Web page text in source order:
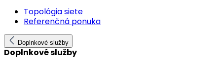
Topológia siete
Referenčná ponuka
Doplnkové služby
Doplnkové služby